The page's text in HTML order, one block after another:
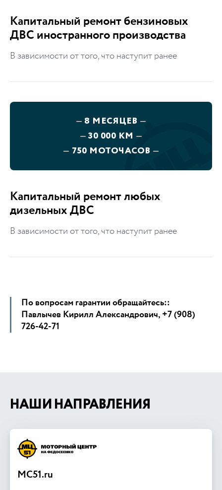
Капитальный ремонт бензиновых
ДВС иностранного производства
​В зависимости от того, что наступит ранее
— 8 МЕСЯЦЕВ —
—30 000 КМ —
— 750 МОТОЧАСОВ —
Капитальный ремонт любых
дизельных ДВС
​В зависимости от того, что наступит ранее
По вопросам гарантии обращайтесь::
Павлычев Кирилл Александрович, +7 (908)
726-42-71
НАШИ НАПРАВЛЕНИЯ
MC51.ru